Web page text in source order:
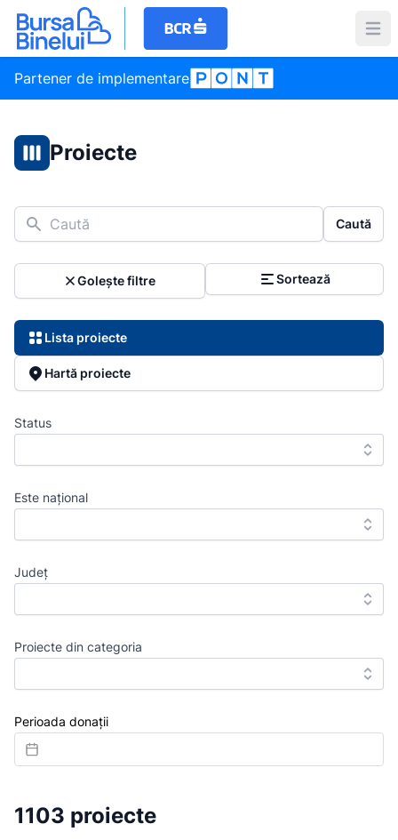
Partener de implementare
Proiecte
Caută Caută
Golește filtre Sortează
Lista proiecte
Hartă proiecte
Status
Este național
Județ
Proiecte din categoria
Perioada donații
1103 proiecte